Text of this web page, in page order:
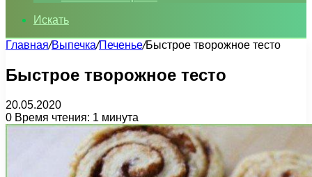
Искать
Главная/Выпечка/Печенье/Быстрое творожное тесто
Быстрое творожное тесто
20.05.2020
0 Время чтения: 1 минута